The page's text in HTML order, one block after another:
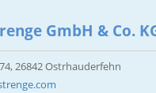
GmbH & Co.
26842 Ostrhauderfehn